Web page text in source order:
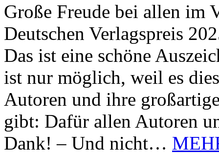
Große Freude bei allen im
Deutschen Verlagspreis
Das ist eine schöne
ist nur möglich, weil es
Autoren und ihre
gibt: Dafür allen Autoren
Dank! – Und nicht…